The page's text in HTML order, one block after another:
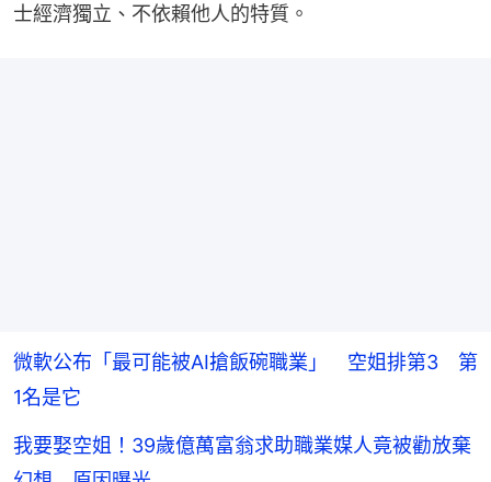
士經濟獨立、不依賴他人的特質。
微軟公布「最可能被AI搶飯碗職業」 空姐排第3 第
1名是它
我要娶空姐！39歲億萬富翁求助職業媒人竟被勸放棄